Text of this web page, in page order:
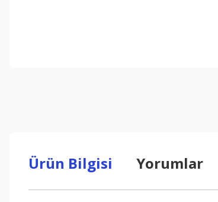
Ürün Bilgisi Yorumlar